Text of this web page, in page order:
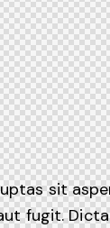
sit
fugit.